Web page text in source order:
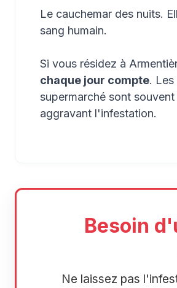
Le cauchemar des nuits.
sang humain.
Si vous résidez à
chaque jour compte.
supermarché sont
aggravant l'infestation.
Besoin
Ne laissez pas